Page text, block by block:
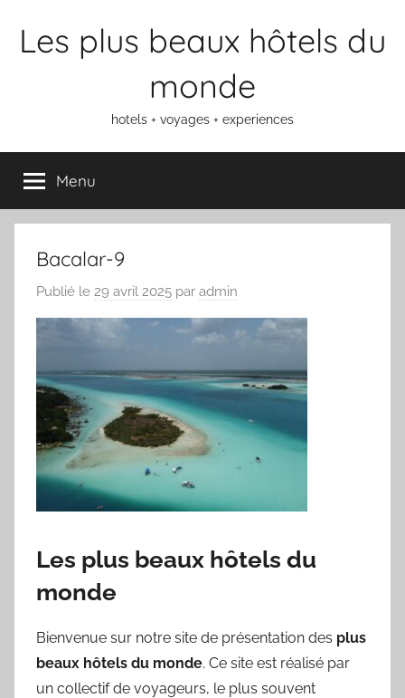
Les plus beaux hôtels du
monde
hotels + voyages + experiences
Menu
Bacalar-9
Publié le 29 avril 2025 par admin
Les plus beaux hôtels du
monde
Bienvenue sur notre site de présentation des plus
beaux hôtels du monde. Ce site est réalisé par
un collectif de voyageurs, le plus souvent